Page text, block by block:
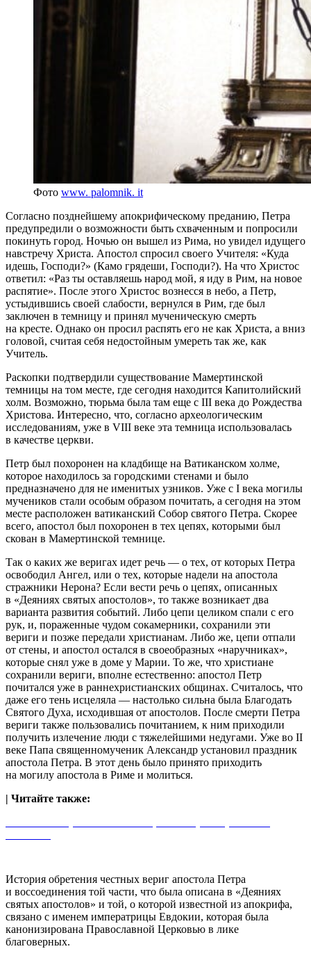
Фото www. palomnik. it
Согласно позднейшему апокрифическому преданию, Петра
предупредили о возможности быть схваченным и попросили
покинуть город. Ночью он вышел из Рима, но увидел идущего
навстречу Христа. Апостол спросил своего Учителя: «Куда
идешь, Господи?» (Камо грядеши, Господи?). На что Христос
ответил: «Раз ты оставляешь народ мой, я иду в Рим, на новое
распятие». После этого Христос вознесся в небо, а Петр,
устыдившись своей слабости, вернулся в Рим, где был
заключен в темницу и принял мученическую смерть
на кресте. Однако он просил распять его не как Христа, а вниз
головой, считая себя недостойным умереть так же, как
Учитель.
Раскопки подтвердили существование Мамертинской
темницы на том месте, где сегодня находится Капитолийский
холм. Возможно, тюрьма была там еще с III века до Рождества
Христова. Интересно, что, согласно археологическим
исследованиям, уже в VIII веке эта темница использовалась
в качестве церкви.
Петр был похоронен на кладбище на Ватиканском холме,
которое находилось за городскими стенами и было
предназначено для не именитых узников. Уже с I века могилы
мучеников стали особым образом почитать, а сегодня на этом
месте расположен ватиканский Собор святого Петра. Скорее
всего, апостол был похоронен в тех цепях, которыми был
скован в Мамертинской темнице.
Так о каких же веригах идет речь — о тех, от которых Петра
освободил Ангел, или о тех, которые надели на апостола
стражники Нерона? Если вести речь о цепях, описанных
в «Деяниях святых апостолов», то также возникает два
варианта развития событий. Либо цепи целиком спали с его
рук, и, пораженные чудом сокамерники, сохранили эти
вериги и позже передали христианам. Либо же, цепи отпали
от стены, и апостол остался в своеобразных «наручниках»,
которые снял уже в доме у Марии. То же, что христиане
сохранили вериги, вполне естественно: апостол Петр
почитался уже в раннехристианских общинах. Считалось, что
даже его тень исцеляла — настолько сильна была Благодать
Святого Духа, исходившая от апостолов. После смерти Петра
вериги также пользовались почитанием, к ним приходили
получить излечение люди с тяжелейшими недугами. Уже во II
веке Папа священномученик Александр установил праздник
апостола Петра. В этот день было принято приходить
на могилу апостола в Риме и молиться.
| Читайте также:
История обретения честных вериг апостола Петра
и воссоединения той части, что была описана в «Деяниях
святых апостолов» и той, о которой известной из апокрифа,
связано с именем императрицы Евдокии, которая была
канонизирована Православной Церковью в лике
благоверных.